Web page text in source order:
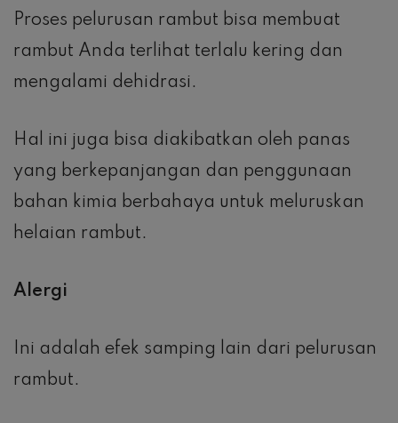
Proses pelurusan rambut bisa membuat
rambut Anda terlihat terlalu kering dan
mengalami dehidrasi.
Hal ini juga bisa diakibatkan oleh panas
yang berkepanjangan dan penggunaan
bahan kimia berbahaya untuk meluruskan
helaian rambut.
Alergi
Ini adalah efek samping lain dari pelurusan
rambut.